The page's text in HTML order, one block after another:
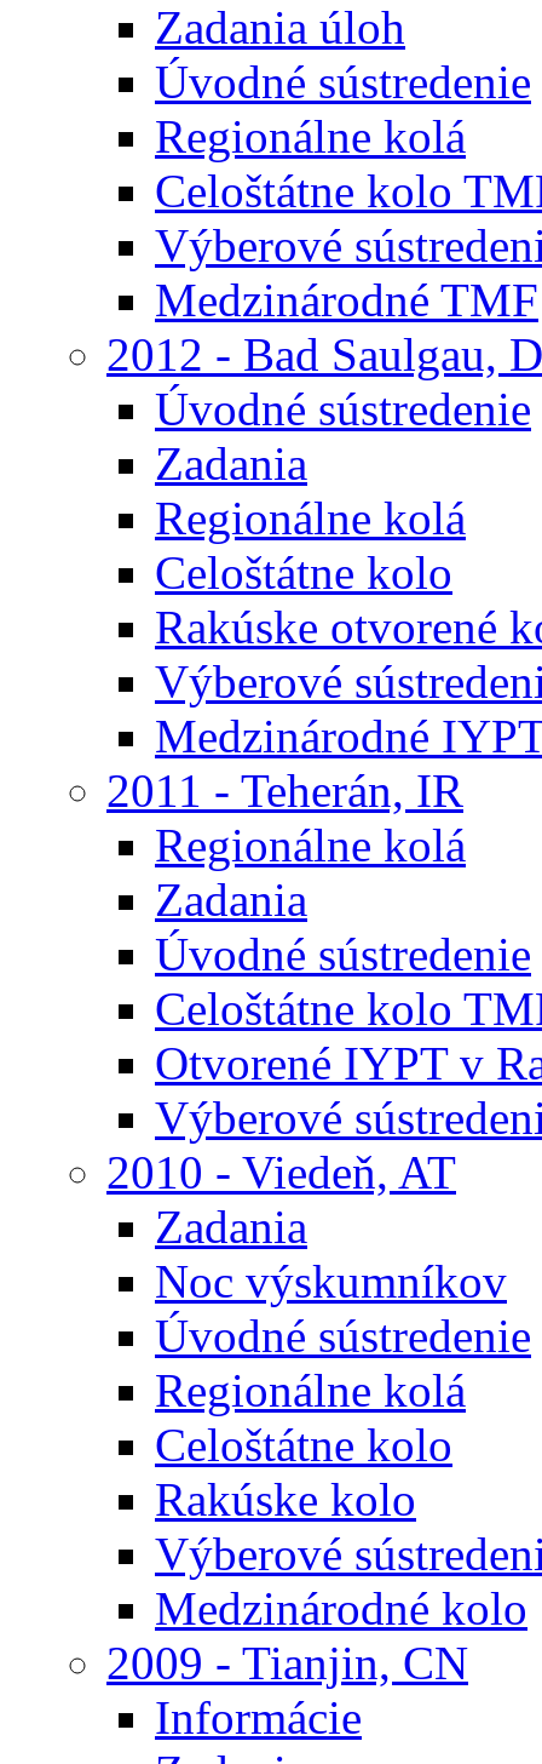
Zadania úloh
Úvodné sústredenie
Regionálne kolá
Celoštátne kolo
Výberové
Medzinárodné TMF
2012 - Bad Saulgau,
Úvodné sústredenie
Zadania
Regionálne kolá
Celoštátne kolo
Rakúske otvorené
Výberové
Medzinárodné
2011 - Teherán, IR
Regionálne kolá
Zadania
Úvodné sústredenie
Celoštátne kolo
Otvorené IYPT v
Výberové
2010 - Viedeň, AT
Zadania
Noc výskumníkov
Úvodné sústredenie
Regionálne kolá
Celoštátne kolo
Rakúske kolo
Výberové
Medzinárodné kolo
2009 - Tianjin, CN
Informácie